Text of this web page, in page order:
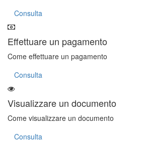
Consulta
Effettuare un pagamento
Come effettuare un pagamento
Consulta
Visualizzare un documento
Come visualizzare un documento
Consulta